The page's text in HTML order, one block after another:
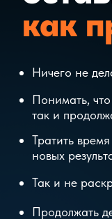
Если ты
сколько
один месяц, а
предыдущий.